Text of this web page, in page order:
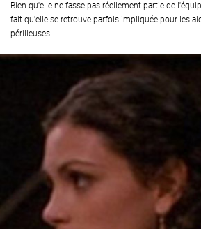
Bien qu'elle ne fasse pas réellement partie de
fait qu'elle se retrouve parfois impliquée pour les
périlleuses.